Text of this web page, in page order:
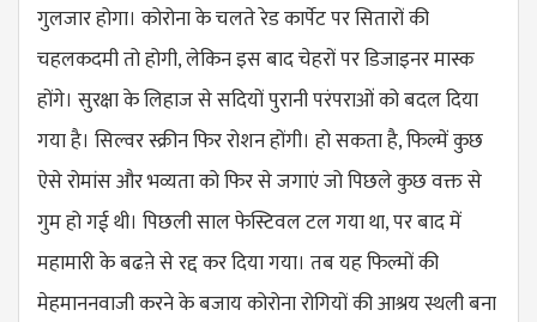
गुलजार होगा। कोरोना के चलते रेड कार्पेट पर सितारों की
चहलकदमी तो होगी, लेकिन इस बाद चेहरों पर डिजाइनर मास्क
होंगे। सुरक्षा के लिहाज से सदियों पुरानी परंपराओं को बदल दिया
गया है। सिल्वर स्क्रीन फिर रोशन होंगी। हो सकता है, फिल्में कुछ
ऐसे रोमांस और भव्यता को फिर से जगाएं जो पिछले कुछ वक्त से
गुम हो गई थी। पिछली साल फेस्टिवल टल गया था, पर बाद में
महामारी के बढऩे से रद्द कर दिया गया। तब यह फिल्मों की
मेहमाननवाजी करने के बजाय कोरोना रोगियों की आश्रय स्थली बना